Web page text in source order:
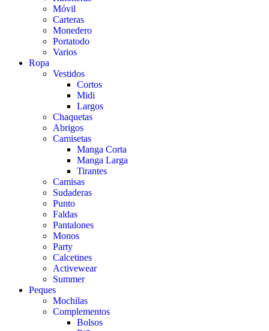
Móvil
Carteras
Monedero
Portatodo
Varios
Ropa
Vestidos
Cortos
Midi
Largos
Chaquetas
Abrigos
Camisetas
Manga Corta
Manga Larga
Tirantes
Camisas
Sudaderas
Punto
Faldas
Pantalones
Monos
Party
Calcetines
Activewear
Summer
Peques
Mochilas
Complementos
Bolsos